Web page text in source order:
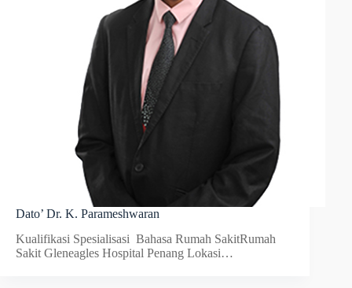
Dato’ Dr. K. Parameshwaran
Kualifikasi Spesialisasi Bahasa Rumah SakitRumah
Sakit Gleneagles Hospital Penang Lokasi…